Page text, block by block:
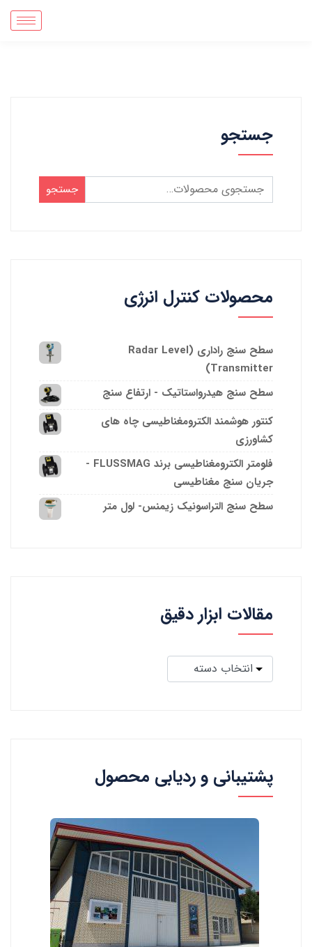
جستجو
جستجو
محصولات کنترل انرژی
سطح سنج راداری (Radar Level
Transmitter)
سطح سنج هیدرواستاتیک - ارتفاع سنج
کنتور هوشمند الکترومغناطیسی چاه های
کشاورزی
فلومتر الکترومغناطیسی برند FLUSSMAG -
جریان سنج مغناطیسی
سطح سنج التراسونیک زیمنس- لول متر
مقالات ابزار دقیق
پشتیبانی و ردیابی محصول